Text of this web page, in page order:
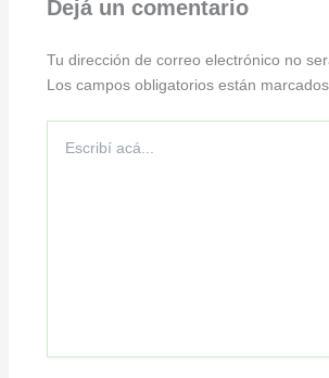
Dejá un comentario
Tu dirección de correo electrónico no
Los campos obligatorios están
acá...